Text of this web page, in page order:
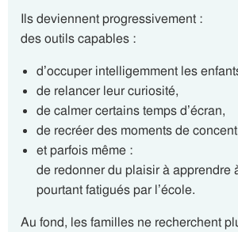
Ils deviennent progressivement :
des outils capables :
d’occuper intelligemment les
de relancer leur curiosité,
de calmer certains temps d’écran,
de recréer des moments de
et parfois même :
de redonner du plaisir à apprendre
pourtant fatigués par l’école.
Au fond, les familles ne recherchent